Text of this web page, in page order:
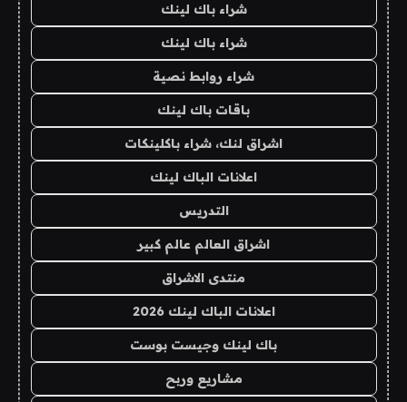
شراء باك لينك
شراء باك لينك
شراء روابط نصية
باقات باك لينك
اشراق لنك، شراء باكلينكات
اعلانات الباك لينك
التدريس
اشراق العالم عالم كبير
منتدى الاشراق
اعلانات الباك لينك 2026
باك لينك وجيست بوست
مشاريع وربح